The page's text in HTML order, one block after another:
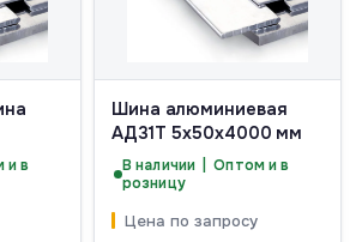
и в
Шина алюминиевая
АД31Т 5х50х4000 мм
В наличии | Оптом и в
розницу
Цена по запросу